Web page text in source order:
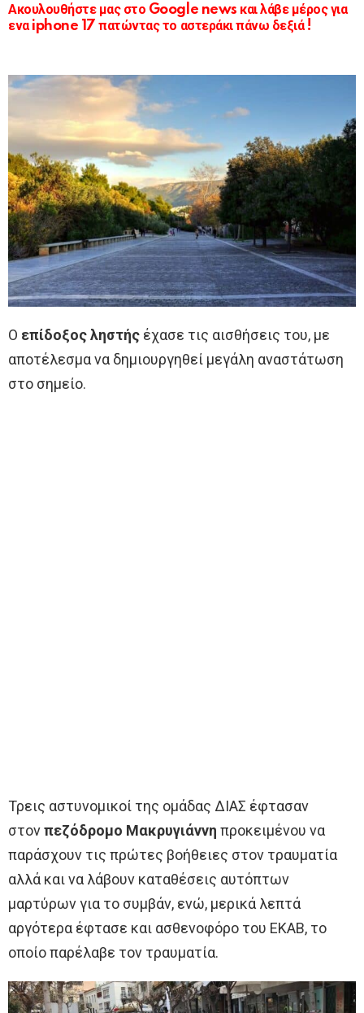
Ακουλουθήστε μας στο Google news και λάβε μέρος για
ενα iphone 17 πατώντας το αστεράκι πάνω δεξιά !
Ο επίδοξος ληστής έχασε τις αισθήσεις του, με
αποτέλεσμα να δημιουργηθεί μεγάλη αναστάτωση
στο σημείο.
Τρεις αστυνομικοί της ομάδας ΔΙΑΣ έφτασαν
στονπεζόδρομο Μακρυγιάννη προκειμένου να
παράσχουν τις πρώτες βοήθειες στον τραυματία
αλλά και να λάβουν καταθέσεις αυτόπτων
μαρτύρων για το συμβάν, ενώ, μερικά λεπτά
αργότερα έφτασε και ασθενοφόρο του ΕΚΑΒ, το
οποίο παρέλαβε τον τραυματία.